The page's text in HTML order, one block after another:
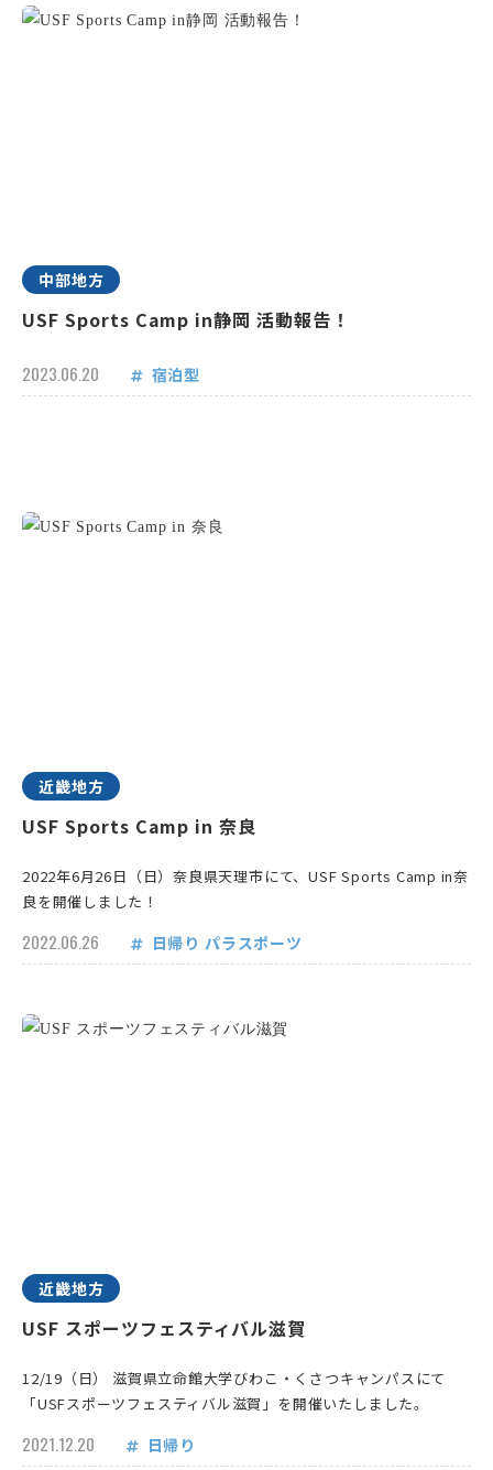
中部地方
USF Sports Camp in静岡 活動報告！
2023.06.20 宿泊型
近畿地方
USF Sports Camp in 奈良
2022年6月26日（日）奈良県天理市にて、USF Sports Camp in奈
良を開催しました！
2022.06.26 日帰り パラスポーツ
近畿地方
USF スポーツフェスティバル滋賀
12/19（日） 滋賀県立命館大学びわこ・くさつキャンパスにて
「USFスポーツフェスティバル滋賀」を開催いたしました。
2021.12.20 日帰り